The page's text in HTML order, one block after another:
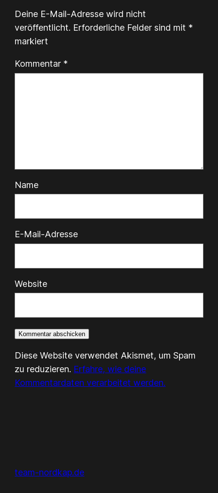
Deine E-Mail-Adresse wird nicht
veröffentlicht. Erforderliche Felder sind mit *
markiert
Kommentar *
Name
E-Mail-Adresse
Website
Diese Website verwendet Akismet, um Spam
zu reduzieren. Erfahre, wie deine
Kommentardaten verarbeitet werden.
team-nordkap.de